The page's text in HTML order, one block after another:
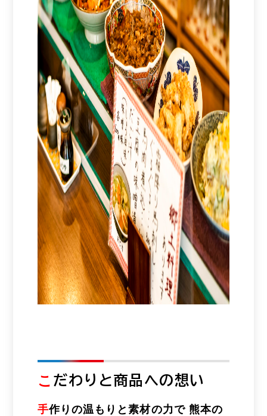
こ だわりと商品への想い
手作りの温もりと素材の力で 熊本の